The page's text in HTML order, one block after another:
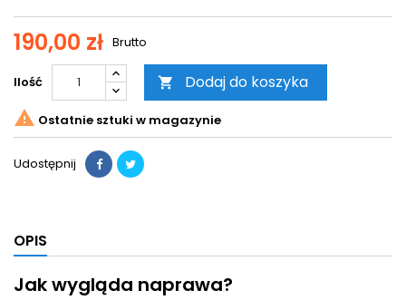
190,00 zł Brutto
Ilość  Dodaj do koszyka
 Ostatnie sztuki w magazynie
Udostępnij
OPIS
Jak wygląda naprawa?